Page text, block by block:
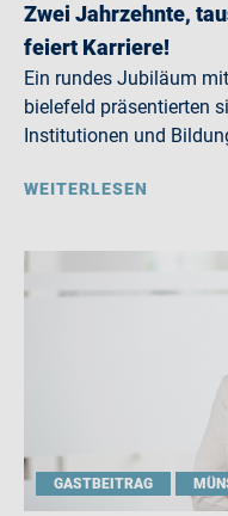
Zwei Jahrzehnte,
feiert Karriere!
Ein rundes Jubiläum
bielefeld präsentierten
Institutionen und
WEITERLESEN
GASTBEITRAG